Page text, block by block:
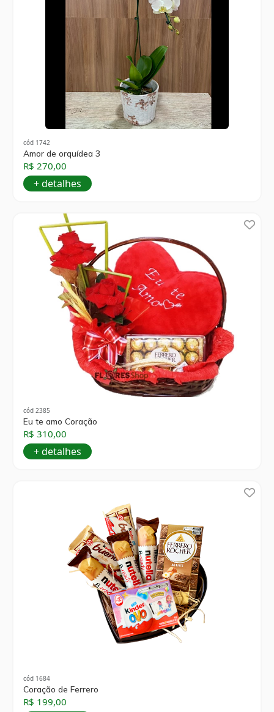
cód 1742
Amor de orquídea 3
R$ 270,00
+ detalhes
cód 2385
Eu te amo Coração
R$ 310,00
+ detalhes
cód 1684
Coração de Ferrero
R$ 199,00